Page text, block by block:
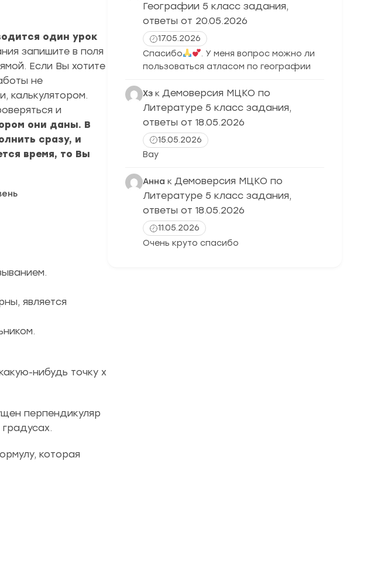
один урок
запишите в поля
Если Вы хотите
не
калькулятором.
и
они даны. В
сразу, и
время, то Вы
является
нибудь точку x
перпендикуляр
которая
Географии 5 класс задания,
ответы от 20.05.2026
17.05.2026
Спасибо
. У меня вопрос можно ли
пользоваться атласом по географии
Хз к Демоверсия МЦКО по
Литературе 5 класс задания,
ответы от 18.05.2026
15.05.2026
Вау
Анна к Демоверсия МЦКО по
Литературе 5 класс задания,
ответы от 18.05.2026
11.05.2026
Очень круто спасибо